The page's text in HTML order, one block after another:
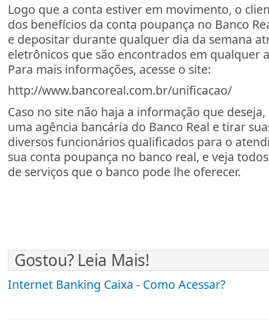
Logo que a conta estiver em movimento, o
dos benefícios da conta poupança no Banco
e depositar durante qualquer dia da semana
eletrônicos que são encontrados em qualquer
Para mais informações, acesse o site:
http://www.bancoreal.com.br/unificacao/
Caso no site não haja a informação que
uma agência bancária do Banco Real e tirar
diversos funcionários qualificados para o
sua conta poupança no banco real, e veja
de serviços que o banco pode lhe oferecer.
Gostou? Leia Mais!
Internet Banking Caixa - Como Acessar?